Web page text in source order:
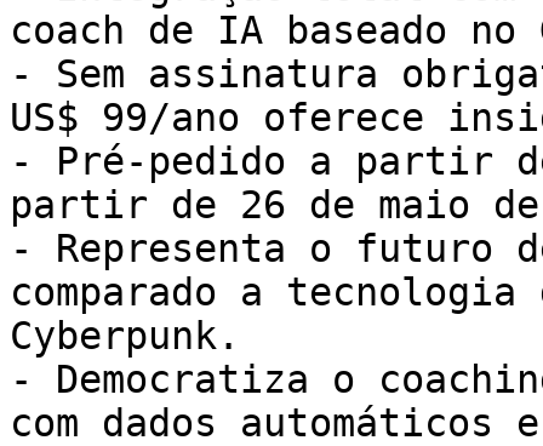
coach de IA baseado no
- Sem assinatura
US$ 99/ano oferece
- Pré-pedido a partir
partir de 26 de maio
- Representa o futuro
comparado a
Cyberpunk.
- Democratiza o
com dados